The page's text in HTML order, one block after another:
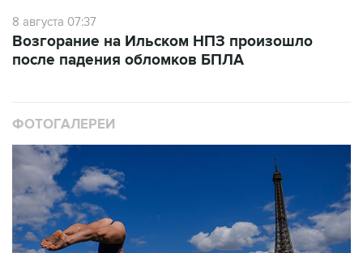
8 августа 07:37
Возгорание на Ильском НПЗ произошло
после падения обломков БПЛА
ФОТОГАЛЕРЕИ